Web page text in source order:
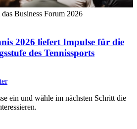
Business Forum 2026
2026 liefert Impulse für die
des Tennissports
ein und wähle im nächsten Schritt die